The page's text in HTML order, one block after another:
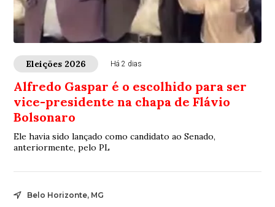
Eleições 2026 Há 2 dias
Alfredo Gaspar é o escolhido para ser
vice-presidente na chapa de Flávio
Bolsonaro
Ele havia sido lançado como candidato ao Senado,
anteriormente, pelo PL
Belo Horizonte, MG